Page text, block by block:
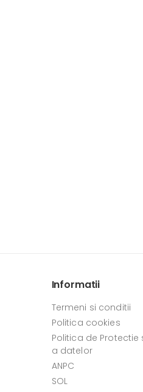
Informatii
Termeni si conditii
Politica cookies
Politica de Protectie
a datelor
ANPC
SOL